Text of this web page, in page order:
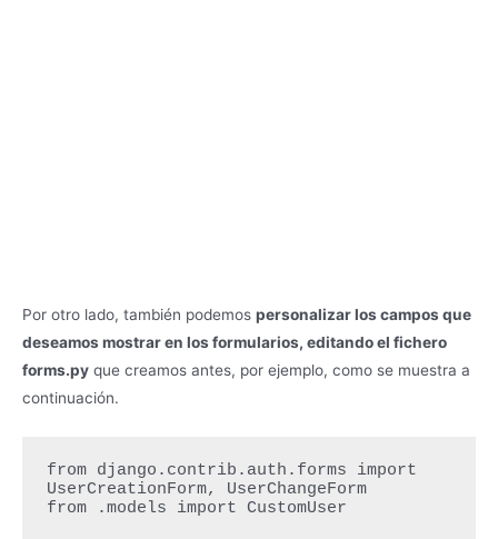
Por otro lado, también podemos personalizar los campos que
deseamos mostrar en los formularios, editando el fichero
forms.py que creamos antes, por ejemplo, como se muestra a
continuación.
from django.contrib.auth.forms import
UserCreationForm, UserChangeForm
from .models import CustomUser